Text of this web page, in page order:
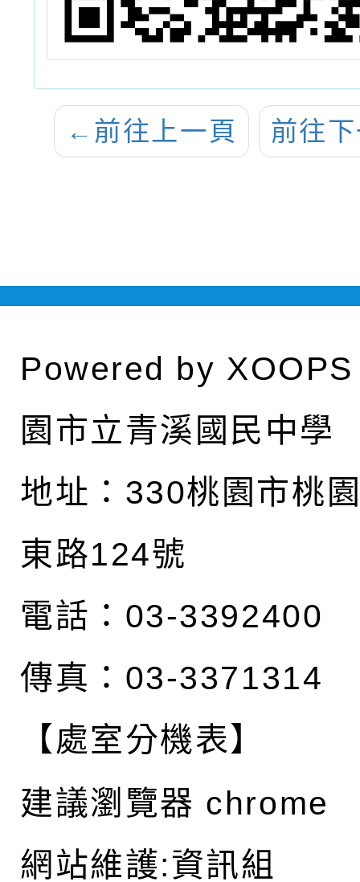
← 前往上一頁 前往
Powered by XOOPS
園市立青溪國民中學
地址： 330桃園市桃
東路124號
電話：03-3392400
傳真：03-3371314
【處室分機表】
建議瀏覽器 chrome
網站維護:資訊組